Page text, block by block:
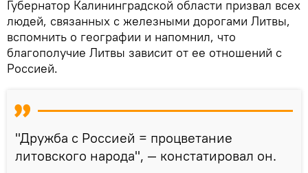
Губернатор Калининградской области призвал всех
людей, связанных с железными дорогами Литвы,
вспомнить о географии и напомнил, что
благополучие Литвы зависит от ее отношений с
Россией.
"Дружба с Россией = процветание
литовского народа", — констатировал он.